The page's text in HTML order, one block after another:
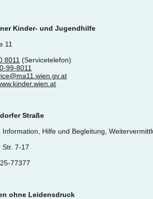
Kinder- und Jugendhilfe
11
8011 (Servicetelefon)
99-8011
Straße
Information, Hilfe und Begleitung,
Str. 7-17
77377
ohne Leidensdruck